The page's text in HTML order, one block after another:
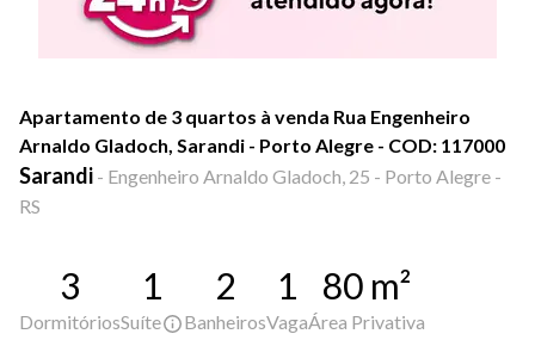
Apartamento de 3 quartos à venda Rua Engenheiro
Arnaldo Gladoch, Sarandi - Porto Alegre - COD: 117000
Sarandi - Engenheiro Arnaldo Gladoch, 25 - Porto Alegre -
RS
3
Dormitórios
1
Suíte
2
Banheiros
1
Vaga
80 m²
Área Privativa